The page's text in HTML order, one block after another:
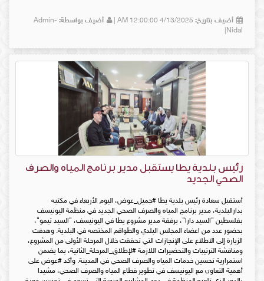
أضيف بتاريخ: أضيف بواسطة: Admin-
Nidal|
رئيس بلدية يطا يستقبل مدير برنامج المياه والصرف
الصحي الجديد
أستقبل سعادة رئيس بلدية يطا #جميل_عوض، اليوم الأربعاء في مكتبه
بدارالبلدية، مدير برنامج المياه والصرف الصحي الجديد في منظمة اليونيسف
بفلسطين "السيد دارا"، برفقة مدير مشروع يطا في اليونيسف، "السيد تيمو"،
بحضور عدد من اعضاء المجلس البلدي والطواقم المختصه في البلدية. وهدفت
الزيارة إلى الاطلاع على الإنجازات التي تحققت خلال المرحلة الأولى من المشروع،
ومناقشة الترتيبات والتحضيرات اللازمة #لإطلاق_المرحلة_الثانية، بما يضمن
استمرارية تحسين خدمات المياه والصرف الصحي في المدينة. وأكد #عوض على
أهمية التعاون مع اليونيسف في تطوير قطاع المياه والصرف الصحي، مشيدا